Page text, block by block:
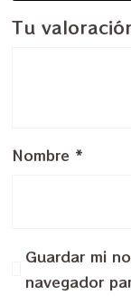
Tu
Nombre *
Guardar mi
navegador